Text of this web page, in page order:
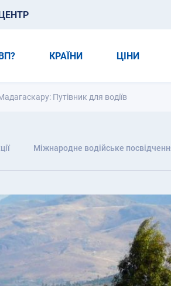
КРАЇНИ ЦІНИ
Путівник для водіїв
Міжнародне водійське